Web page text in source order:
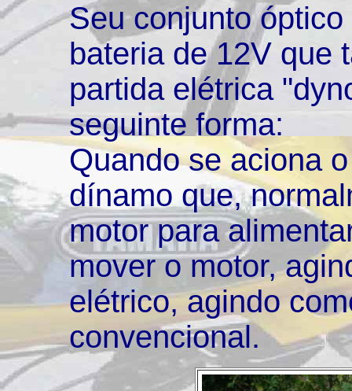
Seu conjunto
bateria de 12V que
partida elétrica
seguinte forma:
Quando se aciona
dínamo que,
motor para
mover o motor,
elétrico, agindo
convencional.